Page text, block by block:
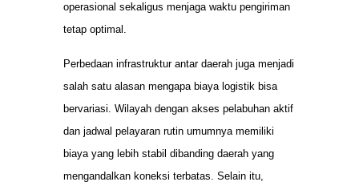
operasional sekaligus menjaga waktu pengiriman
tetap optimal.
Perbedaan infrastruktur antar daerah juga menjadi
salah satu alasan mengapa biaya logistik bisa
bervariasi. Wilayah dengan akses pelabuhan aktif
dan jadwal pelayaran rutin umumnya memiliki
biaya yang lebih stabil dibanding daerah yang
mengandalkan koneksi terbatas. Selain itu,